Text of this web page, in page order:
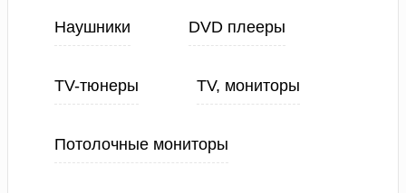
Наушники DVD плееры
TV-тюнеры TV, мониторы
Потолочные мониторы